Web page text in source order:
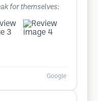
for themselves:
Google